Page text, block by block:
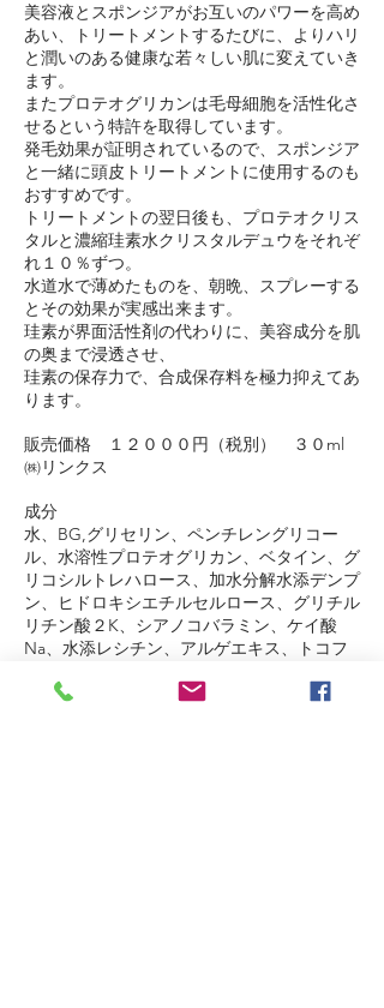
美容液とスポンジアがお互いのパワーを高め
あい、トリートメントするたびに、よりハリ
と潤いのある健康な若々しい肌に変えていき
ます。
またプロテオグリカンは毛母細胞を活性化さ
せるという特許を取得しています。
発毛効果が証明されているので、スポンジア
と一緒に頭皮トリートメントに使用するのも
おすすめです。
トリートメントの翌日後も、プロテオクリス
タルと濃縮珪素水クリスタルデュウをそれぞ
れ１０％ずつ。
水道水で薄めたものを、朝晩、スプレーする
とその効果が実感出来ます。
珪素が界面活性剤の代わりに、美容成分を肌
の奥まで浸透させ、
珪素の保存力で、合成保存料を極力抑えてあ
ります。
販売価格 １２０００円（税別） ３０ml
㈱リンクス
成分
水、BG,グリセリン、ペンチレングリコー
ル、水溶性プロテオグリカン、ベタイン、グ
リコシルトレハロース、加水分解水添デンプ
ン、ヒドロキシエチルセルロース、グリチル
リチン酸２K、シアノコバラミン、ケイ酸
Na、水添レシチン、アルゲエキス、トコフ
ラウロイルグルタミン酸、スフィンゴ糖脂